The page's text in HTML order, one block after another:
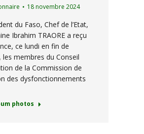
18 novembre 2024
du Faso, Chef de l’Etat,
Ibrahim TRAORE a reçu
ce lundi en fin de
les membres du Conseil
de la Commission de
des dysfonctionnements
photos